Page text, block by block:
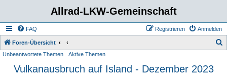
Allrad-LKW-Gemeinschaft
FAQ Anmelden
Registrieren
Foren-Übersicht
Unbeantwortete Themen Aktive Themen
Vulkanausbruch auf Island - Dezember 2023